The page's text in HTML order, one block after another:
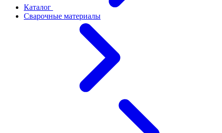
Каталог
Сварочные материалы